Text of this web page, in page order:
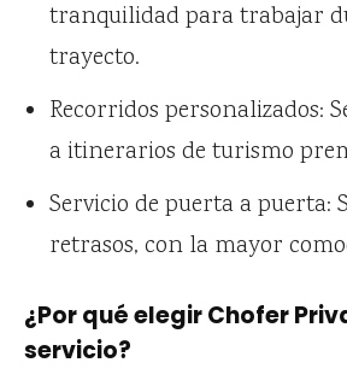
tranquilidad para trabajar
trayecto.
Recorridos personalizados:
a itinerarios de turismo
Servicio de puerta a puerta:
retrasos, con la mayor
¿Por qué elegir Chofer
servicio?